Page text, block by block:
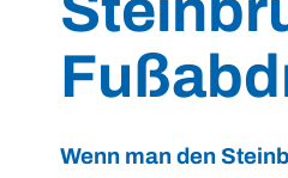
Wenn man den